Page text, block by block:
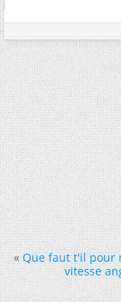
« Que faut t'il pour
vitesse